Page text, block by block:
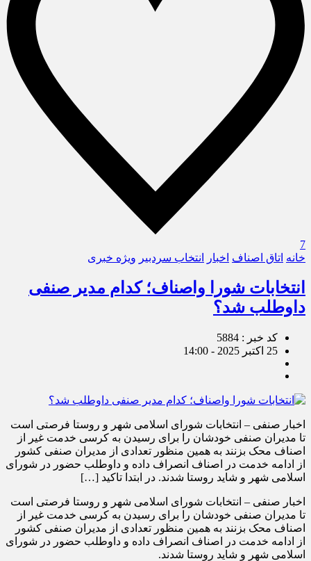
7
خانه اتاق اصناف اخبار انتخاب سردبیر ویژه خبری
انتخابات شورا واصناف؛ کدام مدیر صنفی
داوطلب شد؟
کد خبر : 5884
25 اکتبر 2025 - 14:00
اخبار صنفی – انتخابات شورای اسلامی شهر و روستا فرصتی است
تا مدیران صنفی خودشان را برای رسیدن به کرسی خدمت غیر از
اصناف محک بزنند به همین منظور تعدادی از مدیران صنفی کشور
از ادامه خدمت در اصناف انصراف داده و داوطلب حضور در شورای
اسلامی شهر و شاید روستا شدند. در ابتدا تاکید […]
اخبار صنفی – انتخابات شورای اسلامی شهر و روستا فرصتی است
تا مدیران صنفی خودشان را برای رسیدن به کرسی خدمت غیر از
اصناف محک بزنند به همین منظور تعدادی از مدیران صنفی کشور
از ادامه خدمت در اصناف انصراف داده و داوطلب حضور در شورای
اسلامی شهر و شاید روستا شدند.